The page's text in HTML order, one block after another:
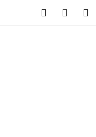
Hledat
KOŠÍK